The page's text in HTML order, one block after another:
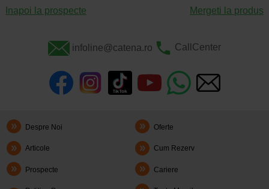
Inapoi la prospecte Mergeti la produs
infoline@catena.ro CallCenter
Despre Noi Oferte
Articole Cum Rezerv
Prospecte Cariere